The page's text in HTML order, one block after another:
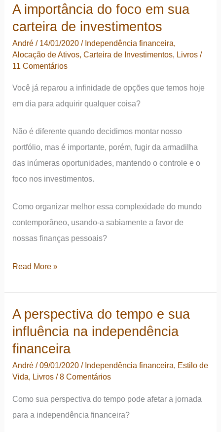
A importância do foco em sua
carteira de investimentos
André/ 14/01/2020/ Independência financeira,
Alocação de Ativos,Carteira de Investimentos, Livros /
11 Comentários
Você já reparou a infinidade de opções que temos hoje
em dia para adquirir qualquer coisa?
Não é diferente quando decidimos montar nosso
portfólio, mas é importante, porém, fugir da armadilha
das inúmeras oportunidades, mantendo o controle e o
foco nos investimentos.
Como organizar melhor essa complexidade do mundo
contemporâneo, usando-a sabiamente a favor de
nossas finanças pessoais?
A
foco
em
sua
carteira
de
Read More »
A perspectiva do tempo e sua
influência na independência
financeira
André/09/01/2020/ Independência financeira, Estilo de
Vida, Livros /8 Comentários
Como sua perspectiva do tempo pode afetar a jornada
para a independência financeira?